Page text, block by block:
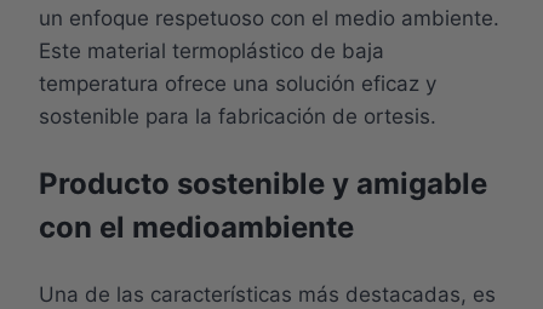
un enfoque respetuoso con el medio ambiente.
Este material termoplástico de baja
temperatura ofrece una solución eficaz y
sostenible para la fabricación de ortesis.
Producto sostenible y amigable
con el medioambiente
Una de las características más destacadas, es